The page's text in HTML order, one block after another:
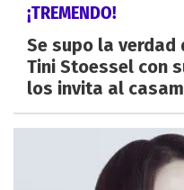
¡TREMENDO!
Se supo la
Tini Stoessel con
los invita al